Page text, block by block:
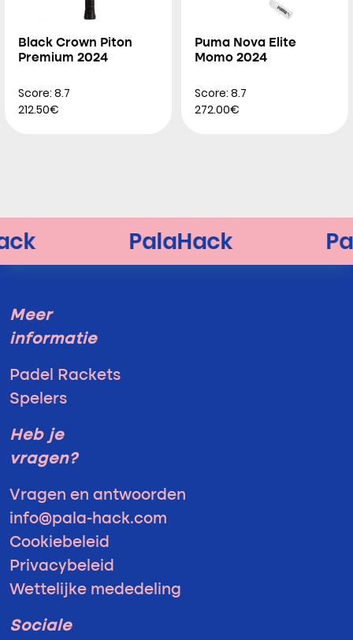
Black Crown Piton
Premium 2024
Score: 8.7
212.50€
Puma Nova Elite
Momo 2024
Score: 8.7
272.00€
Meer
informatie
Padel Rackets
Spelers
Heb je
vragen?
Vragen en antwoorden
info@pala-hack.com
Cookiebeleid
Privacybeleid
Wettelijke mededeling
Sociale